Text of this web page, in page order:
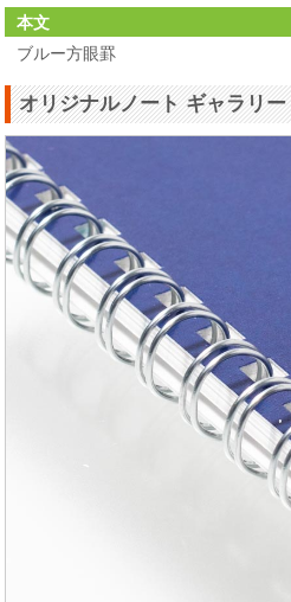
本文
ブルー方眼罫
オリジナルノート ギャラリー